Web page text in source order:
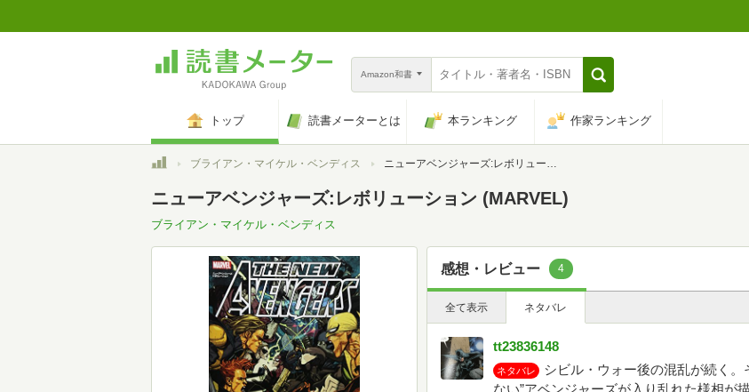
Amazon和書
トップ 読書メーターとは 本ランキング 作家ランキング
トップブライアン・マイケル・ベンディス ニューアベンジャーズ:レボリューション (MARVEL)
ニューアベンジャーズ:レボリューション (MARVEL)
ブライアン・マイケル・ベンディス
感想・レビュー 4
全て表示 ネタバレ
tt23836148
ネタバレ
シビル・ウォー後の混乱が続く。
ない”アベンジャーズが入り乱れた様相が描